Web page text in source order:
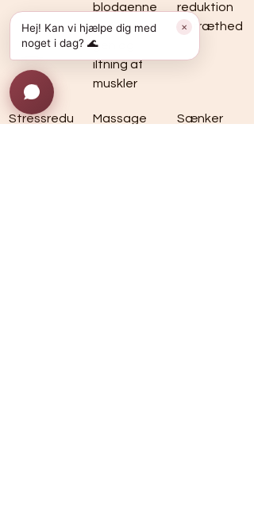
blodgenne
mstrømnin
gen og
iltning af
muskler
reduktion
af træthed
Stressredu
Massage
Sænker
Hej! Kan vi hjælpe dig med
noget i dag? 🌊
✕